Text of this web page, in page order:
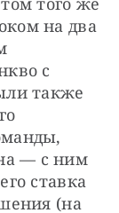
на два
с
также
— с ним
ставка
(на